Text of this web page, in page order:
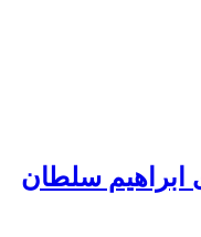
ابراهیم سلطان